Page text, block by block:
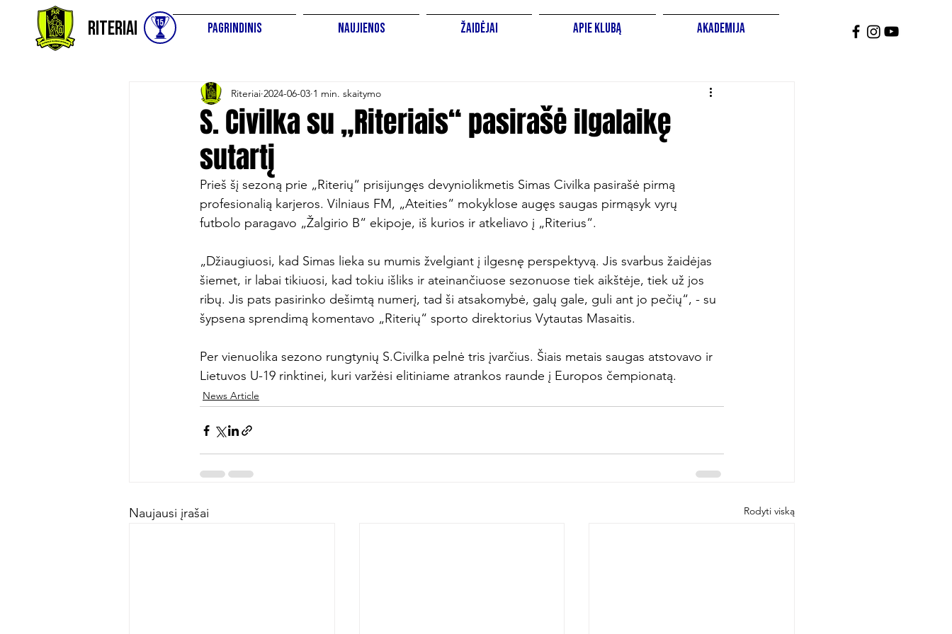
Riteriai Pagrindinis Naujienos Žaidėjai Apie Klubą Akademija
S. Civilka su „Riteriais“ pasirašė ilgalaikę
sutartį
Riteriai 2024-06-03 1 min. skaitymo
Prieš šį sezoną prie „Riterių“ prisijungęs devyniolikmetis Simas Civilka pasirašė pirmą
profesionalią karjeros. Vilniaus FM, „Ateities“ mokyklose augęs saugas pirmąsyk vyrų
futbolo paragavo „Žalgirio B“ ekipoje, iš kurios ir atkeliavo į „Riterius“.
„Džiaugiuosi, kad Simas lieka su mumis žvelgiant į ilgesnę perspektyvą. Jis svarbus žaidėjas
šiemet, ir labai tikiuosi, kad tokiu išliks ir ateinančiuose sezonuose tiek aikštėje, tiek už jos
ribų. Jis pats pasirinko dešimtą numerį, tad ši atsakomybė, galų gale, guli ant jo pečių“, - su
šypsena sprendimą komentavo „Riterių“ sporto direktorius Vytautas Masaitis.
Per vienuolika sezono rungtynių S.Civilka pelnė tris įvarčius. Šiais metais saugas atstovavo ir
Lietuvos U-19 rinktinei, kuri varžėsi elitiniame atrankos raunde į Europos čempionatą.
News Article
Naujausi įrašai Rodyti viską